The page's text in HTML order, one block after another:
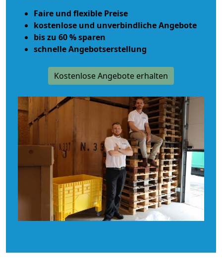
Faire und flexible Preise
kostenlose und unverbindliche Angebote
bis zu 60 % sparen
schnelle Angebotserstellung
Kostenlose Angebote erhalten